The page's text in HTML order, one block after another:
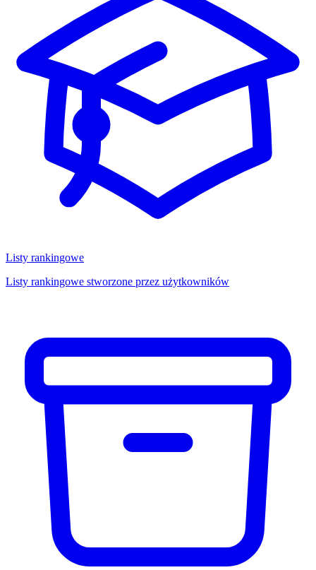
Listy rankingowe
Listy rankingowe stworzone przez użytkowników